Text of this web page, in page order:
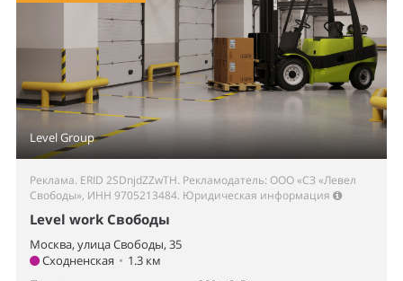
Level Group
Реклама. ERID 2SDnjdZZwTH. Рекламодатель: ООО «СЗ «Левел
Свободы», ИНН 9705213484. Юридическая информация
Level work Свободы
Москва, улица Свободы, 35
Сходненская • 1.3 км